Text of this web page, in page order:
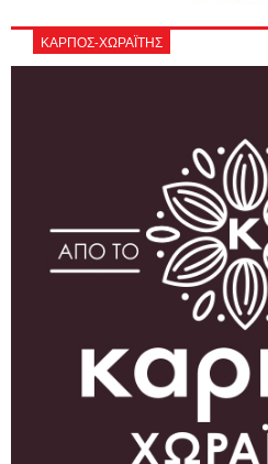
ΚΑΡΠΟΣ-ΧΩΡΑΪΤΗΣ